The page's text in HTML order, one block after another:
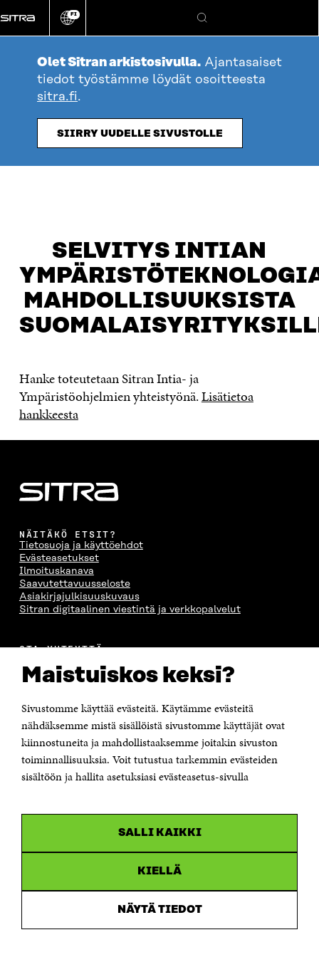
Maistuiskos keksi?
Sivustomme käyttää evästeitä. Käytämme evästeitä
nähdäksemme mistä sisällöistä sivustomme käyttäjät ovat
kiinnostuneita ja mahdollistaaksemme joitakin sivuston
toiminnallisuuksia. Voit tutustua tarkemmin evästeiden
sisältöön ja hallita asetuksiasi evästeasetus-sivulla
SALLI KAIKKI
KIELLÄ
NÄYTÄ TIEDOT
suoraan
sisältöön
Vaihda
kieli
FI
Hae
Olet Sitran arkistosivulla. Ajantasaiset
tiedot työstämme löydät osoitteesta
sitra.fi.
SIIRRY UUDELLE SIVUSTOLLE
SELVITYS INTIAN
MAHDOLLISUUKSISTA
Hanke toteutetaan Sitran Intia- ja
Ympäristöohjelmien yhteistyönä.Lisätietoa
hankkeesta
NÄITÄKÖ ETSIT?
Tietosuoja ja käyttöehdot
Evästeasetukset
Ilmoituskanava
Saavutettavuusseloste
Asiakirjajulkisuuskuvaus
Sitran digitaalinen viestintä ja verkkopalvelut
OTA YHTEYTTÄ
Itämerenkatu 11-13, PL 160,
00181 Helsinki
Puhelin +358 294 618 991
Sähköpostiosoite
Saapumisohjeet
Y-tunnus 0202132-3
uudessa
ikkunassaInstagram